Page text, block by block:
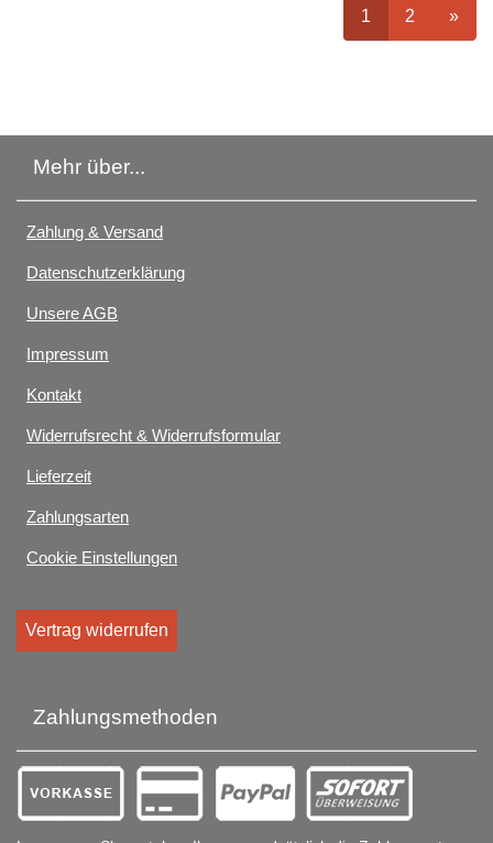
ausgewählt
1 Seite
2 »
Mehr über...
Zahlung & Versand
Datenschutzerklärung
Unsere AGB
Impressum
Kontakt
Widerrufsrecht & Widerrufsformular
Lieferzeit
Zahlungsarten
Cookie Einstellungen
Vertrag widerrufen
Zahlungsmethoden